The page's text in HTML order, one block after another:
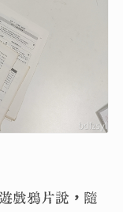
戲鴉片說，隨